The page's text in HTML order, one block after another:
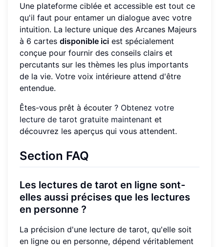
Une plateforme ciblée et accessible est tout ce
qu'il faut pour entamer un dialogue avec votre
intuition. La lecture unique des Arcanes Majeurs
à 6 cartes disponible ici est spécialement
conçue pour fournir des conseils clairs et
percutants sur les thèmes les plus importants
de la vie. Votre voix intérieure attend d'être
entendue.
Êtes-vous prêt à écouter ? Obtenez votre
lecture de tarot gratuite maintenant et
découvrez les aperçus qui vous attendent.
Section FAQ
Les lectures de tarot en ligne sont-
elles aussi précises que les lectures
en personne ?
La précision d'une lecture de tarot, qu'elle soit
en ligne ou en personne, dépend véritablement